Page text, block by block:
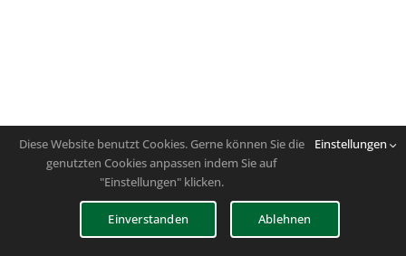
Diese Website benutzt Cookies. Gerne können Sie die
genutzten Cookies anpassen indem Sie auf
"Einstellungen" klicken.
Einstellungen
Einverstanden Ablehnen